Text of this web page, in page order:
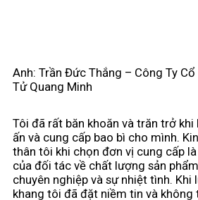
Anh: Trần Đức Thắng – Công Ty
Tử Quang Minh
Tôi đã rất băn khoăn và trăn trở khi
ấn và cung cấp bao bì cho mình.
thân tôi khi chọn đơn vị cung cấp
của đối tác về chất lượng sản
chuyên nghiệp và sự nhiệt tình. Khi
khang tôi đã đặt niềm tin và không